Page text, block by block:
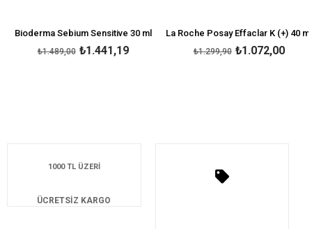
Bioderma Sebium Sensitive 30 ml
₺1.441,19
₺1.489,00
La Roche Posay Effaclar K (+) 40 ml
₺1.072,00
₺1.299,90
1000 TL ÜZERİ
ÜCRETSİZ KARGO